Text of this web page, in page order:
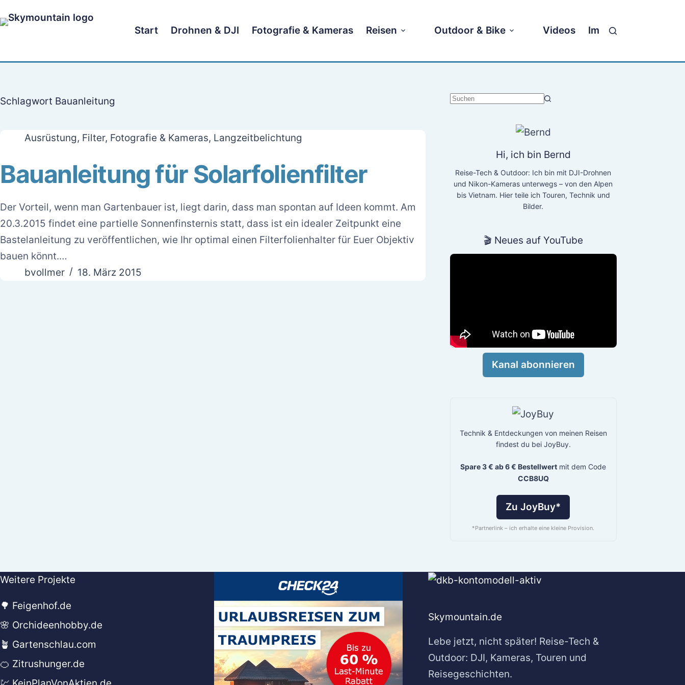
Inhalt
Start Drohnen & DJI Fotografie & Kameras Reisen Outdoor & Bike Videos Impressum
Schlagwort Bauanleitung
Ausrüstung, Filter, Fotografie & Kameras, Langzeitbelichtung
Bauanleitung für Solarfolienfilter
Der Vorteil, wenn man Gartenbauer ist, liegt darin, dass man spontan auf Ideen kommt. Am
20.3.2015 findet eine partielle Sonnenfinsternis statt, dass ist ein idealer Zeitpunkt eine
Bastelanleitung zu veröffentlichen, wie Ihr optimal einen Filterfolienhalter für Euer Objektiv
bauen könnt.…
bvollmer
18. März 2015
Hi, ich bin Bernd
Reise-Tech & Outdoor: Ich bin mit DJI-Drohnen
und Nikon-Kameras unterwegs – von den Alpen
bis Vietnam. Hier teile ich Touren, Technik und
Bilder.
🎬 Neues auf YouTube
Kanal abonnieren
Technik & Entdeckungen von meinen Reisen
findest du bei JoyBuy.
Spare 3 € ab 6 € Bestellwert mit dem Code
CCB8UQ
Zu JoyBuy*
*Partnerlink – ich erhalte eine kleine Provision.
Weitere Projekte
🌳 Feigenhof.de
🌸 Orchideenhobby.de
🪴 Gartenschlau.com
🍊 Zitrushunger.de
Skymountain.de
Lebe jetzt, nicht später! Reise-Tech &
Outdoor: DJI, Kameras, Touren und
Reisegeschichten.